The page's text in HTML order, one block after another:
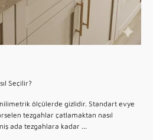
Seçilir?
ölçülerde gizlidir. Standart evye
tezgahlar çatlamaktan nasıl
ada tezgahlara kadar ...